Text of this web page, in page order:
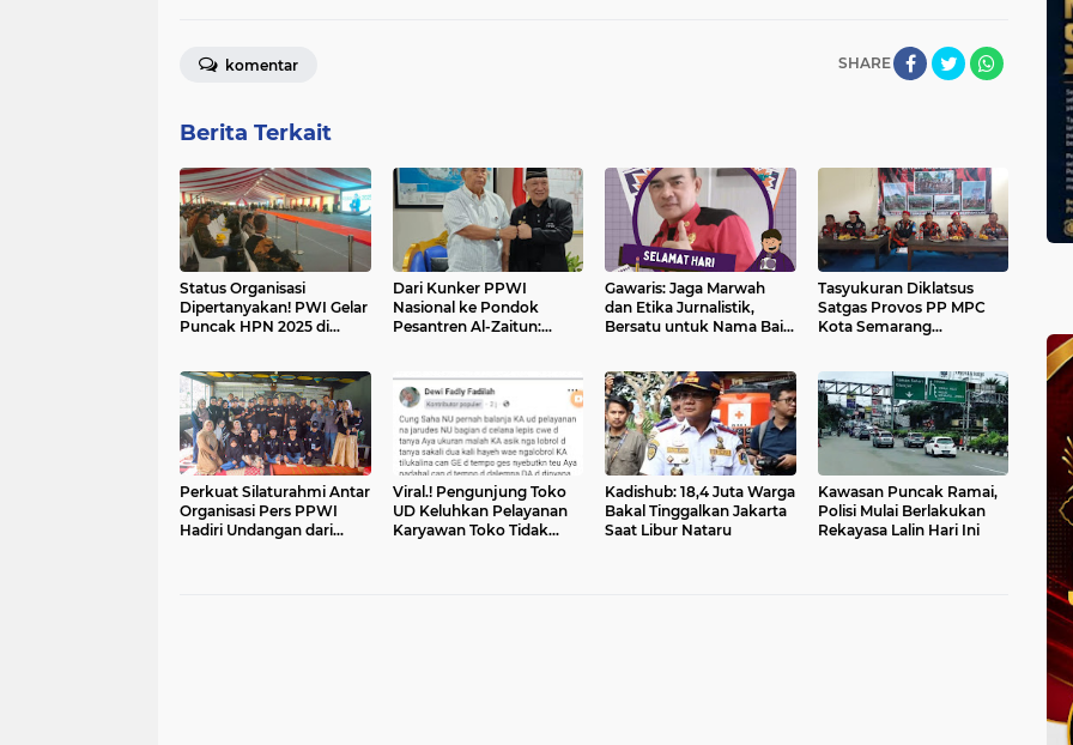
SHARE
komentar
Berita Terkait
Status Organisasi
Dipertanyakan! PWI Gelar
Puncak HPN 2025 di
Presiden Prabowo juga
Tak Jadi Hadir
Dari Kunker PPWI
Nasional ke Pondok
Pesantren Al-Zaitun:
Menginspirasi
Gawaris: Jaga Marwah
dan Etika Jurnalistik,
Bersatu untuk Nama Baik
Tasyukuran Diklatsus
Satgas Provos PP MPC
Kota Semarang
Perkuat Silaturahmi Antar
Organisasi Pers PPWI
Hadiri Undangan dari
Viral.! Pengunjung Toko
UD Keluhkan Pelayanan
Karyawan Toko Tidak
Kadishub: 18,4 Juta Warga
Bakal Tinggalkan Jakarta
Saat Libur Nataru
Kawasan Puncak Ramai,
Polisi Mulai Berlakukan
Rekayasa Lalin Hari Ini